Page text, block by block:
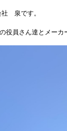
社 泉です。
役員さん達とメー